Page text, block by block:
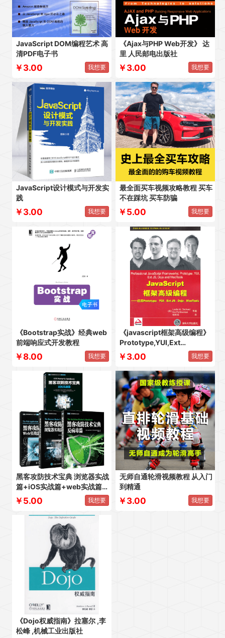
JavaScript DOM编程艺术 高
清PDF电子书
￥3.00 我想要
《Ajax与PHP Web开发》 达
里 人民邮电出版社
￥3.00 我想要
JavaScript设计模式与开发实
践
￥3.00 我想要
最全面买车视频攻略教程 买车
不在踩坑 买车防骗
￥5.00 我想要
《Bootstrap实战》经典web
前端响应式开发教程
￥8.00 我想要
《javascript框架高级编程》
Prototype,YUI,Ext
JS,Dojo,MooTools
￥3.00 我想要
黑客攻防技术宝典 浏览器实战
篇+iOS实战篇+web实战篇
+反病毒篇四册全
￥5.00 我想要
无师自通轮滑视频教程 从入门
到精通
￥3.00 我想要
《Dojo权威指南》拉塞尔 ,李
松峰 ,机械工业出版社